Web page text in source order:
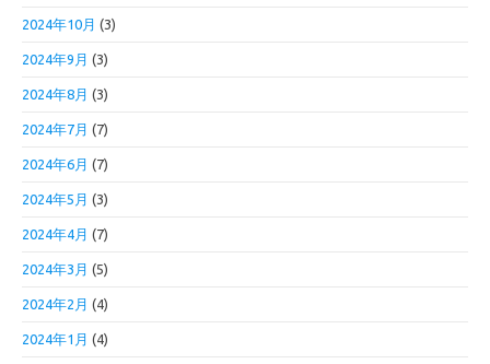
2024年10月 (3)
2024年9月 (3)
2024年8月 (3)
2024年7月 (7)
2024年6月 (7)
2024年5月 (3)
2024年4月 (7)
2024年3月 (5)
2024年2月 (4)
2024年1月 (4)